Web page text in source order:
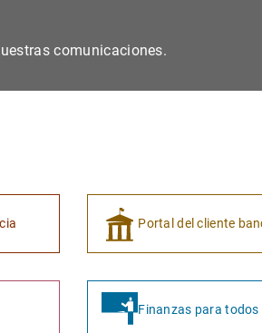
comunicaciones.
Portal del cliente
Finanzas para todos